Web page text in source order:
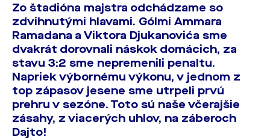
Zo štadióna majstra odchádzame so
zdvihnutými hlavami. Gólmi Ammara
Ramadana a Viktora Djukanovića sme
dvakrát dorovnali náskok domácich, za
stavu 3:2 sme nepremenili penaltu.
Napriek výbornému výkonu, v jednom z
top zápasov jesene sme utrpeli prvú
prehru v sezóne. Toto sú naše včerajšie
zásahy, z viacerých uhlov, na záberoch
Dajto!